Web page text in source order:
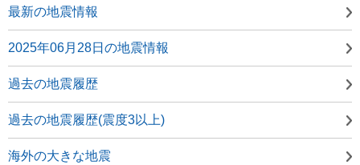
最新の地震情報
2025年06月28日の地震情報
過去の地震履歴
過去の地震履歴(震度3以上)
海外の大きな地震